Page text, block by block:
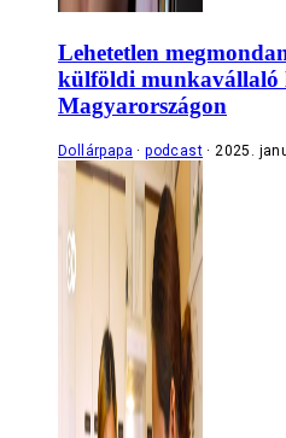
Lehetetlen
külföldi munkavállaló
Magyarországon
Dollárpapa podcast 2025.